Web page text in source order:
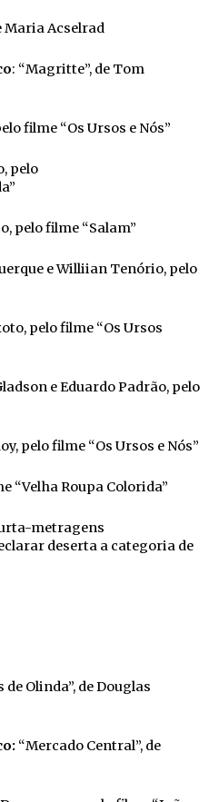
Maria Acselrad
: “Magritte”, de Tom
filme “Os Ursos e Nós”
pelo
pelo filme “Salam”
e Williian Tenório, pelo
pelo filme “Os Ursos
e Eduardo Padrão, pelo
pelo filme “Os Ursos e Nós”
“Velha Roupa Colorida”
metragens
deserta a categoria de
Olinda”, de Douglas
“Mercado Central”, de